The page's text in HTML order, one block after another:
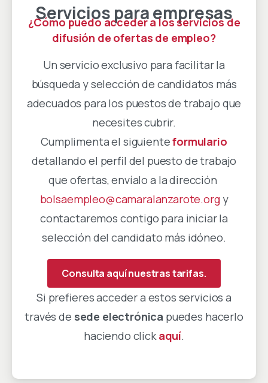
Servicios para empresas
¿Cómo puedo acceder a los servicios de
difusión de ofertas de empleo?
Un servicio exclusivo para facilitar la
búsqueda y selección de candidatos más
adecuados para los puestos de trabajo que
necesites cubrir.
Cumplimenta el siguienteformulario
detallando el perfil del puesto de trabajo
que ofertas, envíalo a la dirección
bolsaempleo@camaralanzarote.orgy
contactaremos contigo para iniciar la
selección del candidato más idóneo.
Consulta aquí nuestras tarifas.
Si prefieres acceder a estos servicios a
través de sede electrónica puedes hacerlo
haciendo clickaquí.